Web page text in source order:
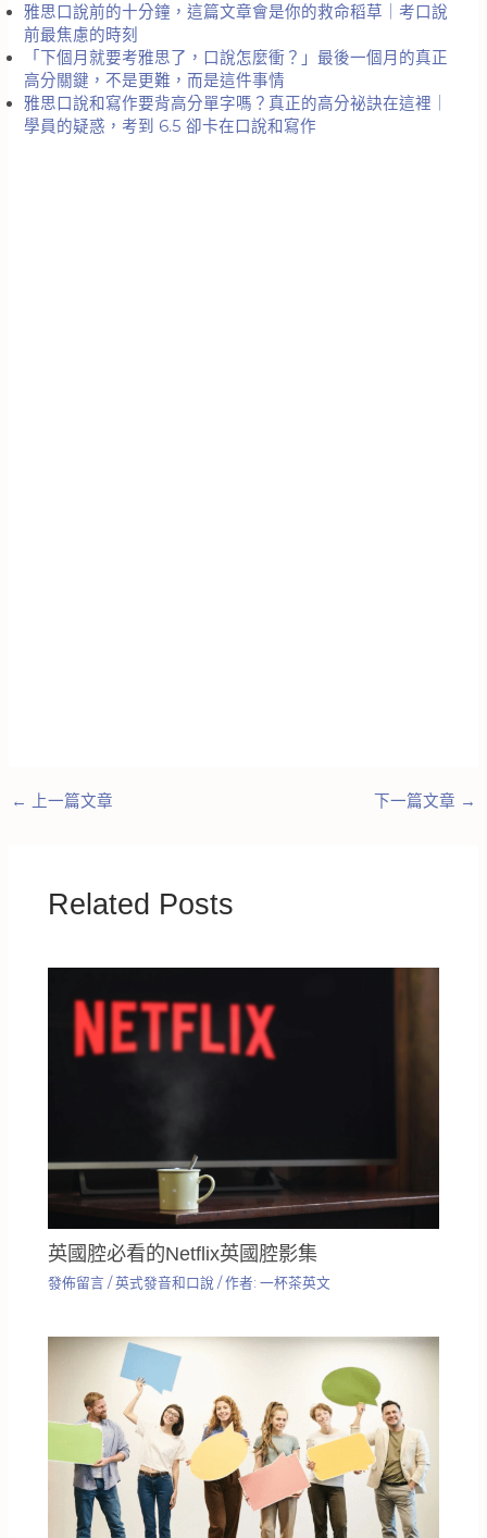
雅思口說前的十分鐘，這篇文章會是你的救命稻草｜考口說
前最焦慮的時刻
「下個月就要考雅思了，口說怎麼衝？」最後一個月的真正
高分關鍵，不是更難，而是這件事情
雅思口說和寫作要背高分單字嗎？真正的高分祕訣在這裡｜
學員的疑惑，考到 6.5 卻卡在口說和寫作
← 上一篇文章 下一篇文章 →
Related Posts
英國腔必看的Netflix英國腔影集
發佈留言 /英式發音和口說 / 作者:一杯茶英文